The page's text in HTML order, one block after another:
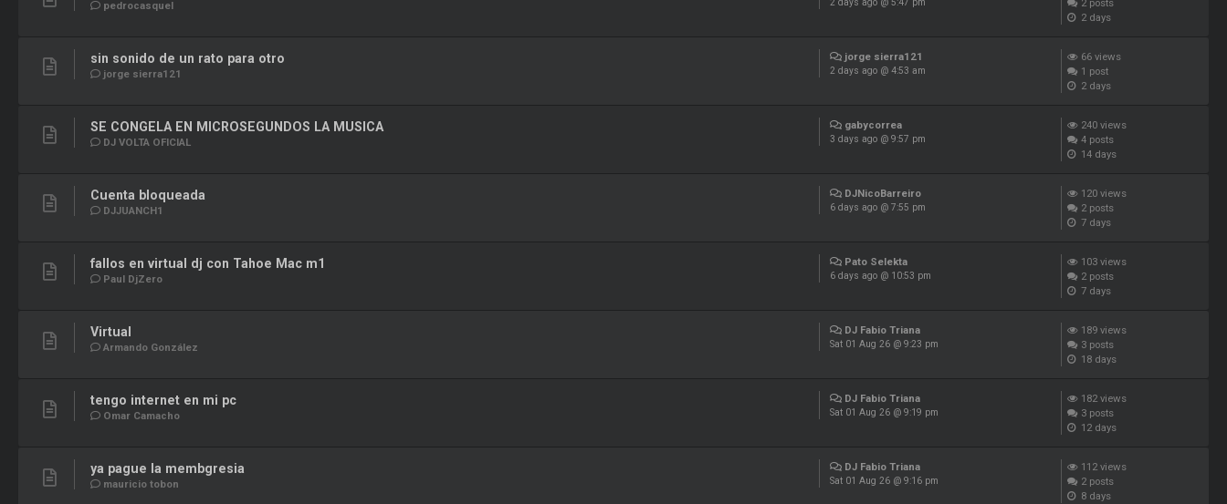
pedrocasquel 2 days ago @ 5:47 pm 2 posts
2 days
sin sonido de un rato para otro
jorge sierra121
jorge sierra121
2 days ago @ 4:53 am
66 views
1 post
2 days
SE CONGELA EN MICROSEGUNDOS LA MUSICA
DJ VOLTA OFICIAL
gabycorrea
3 days ago @ 9:57 pm
240 views
4 posts
14 days
Cuenta bloqueada
DJJUANCH1
DJNicoBarreiro
6 days ago @ 7:55 pm
120 views
2 posts
7 days
fallos en virtual dj con Tahoe Mac m1
Paul DjZero
Pato Selekta
6 days ago @ 10:53 pm
103 views
2 posts
7 days
Virtual
Armando González
DJ Fabio Triana
Sat 01 Aug 26 @ 9:23 pm
189 views
3 posts
18 days
tengo internet en mi pc
Omar Camacho
DJ Fabio Triana
Sat 01 Aug 26 @ 9:19 pm
182 views
3 posts
12 days
ya pague la membgresia
mauricio tobon
DJ Fabio Triana
Sat 01 Aug 26 @ 9:16 pm
112 views
2 posts
8 days